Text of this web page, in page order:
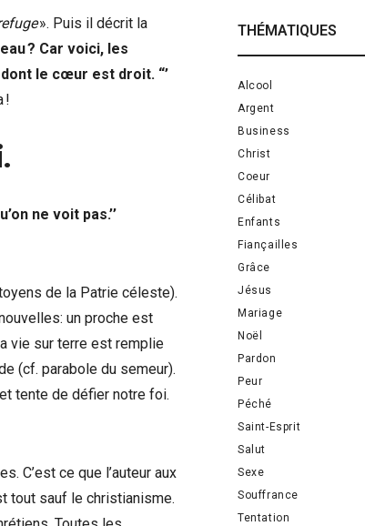
». Puis il décrit la
? Car voici, les
le cœur est droit. “’
!
.
ne voit pas.’’
de la Patrie céleste).
un proche est
vie sur terre est remplie
(cf. parabole du semeur).
tente de défier notre foi.
C’est ce que l’auteur aux
tout sauf le christianisme.
THÉMATIQUES
Alcool
Argent
Business
Christ
Coeur
Célibat
Enfants
Fiançailles
Grâce
Jésus
Mariage
Noël
Pardon
Peur
Péché
Saint-Esprit
Salut
Sexe
Souffrance
Tentation